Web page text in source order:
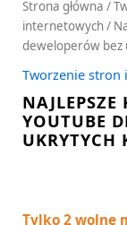
Strona główna /
internetowych/
deweloperów bez
Tworzenie stron
YOUTUBE
UKRYTYCH
Tylko 2 wolne